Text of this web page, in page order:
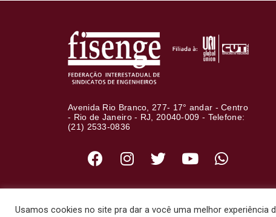
Avenida Rio Branco, 277- 17° andar - Centro
- Rio de Janeiro - RJ, 20040-009 - Telefone:
(21) 2533-0836
Usamos cookies no site pra dar a você uma melhor experiência